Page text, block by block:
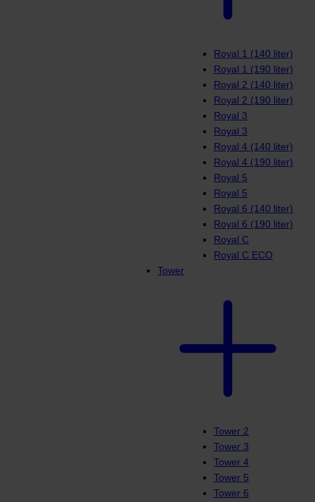
Royal 1 (140 liter)
Royal 1 (190 liter)
Royal 2 (140 liter)
Royal 2 (190 liter)
Royal 3
Royal 3
Royal 4 (140 liter)
Royal 4 (190 liter)
Royal 5
Royal 5
Royal 6 (140 liter)
Royal 6 (190 liter)
Royal C
Royal C ECO
Tower
Tower 2
Tower 3
Tower 4
Tower 5
Tower 6